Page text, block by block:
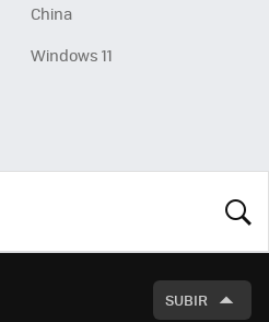
China
Windows 11
SUBIR